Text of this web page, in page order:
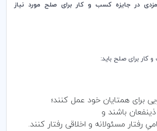
در جایزه کسب و کار برای صلح مورد نیاز
کار برای صلح باید:
برای همتایان خود عمل کنند؛
ذینفعان باشند و
رفتار مسئولانه و اخلاقی رفتار کنند.